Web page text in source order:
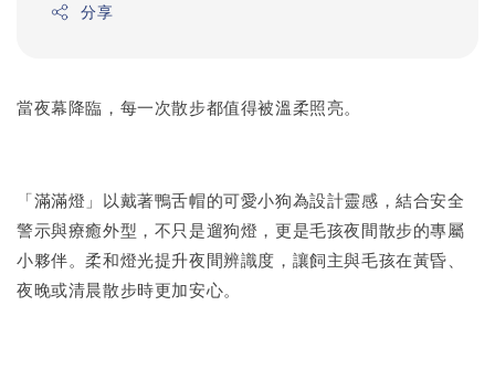
分享
當夜幕降臨，每一次散步都值得被溫柔照亮。
「滿滿燈」以戴著鴨舌帽的可愛小狗為設計靈感，結合安全
警示與療癒外型，不只是遛狗燈，更是毛孩夜間散步的專屬
小夥伴。柔和燈光提升夜間辨識度，讓飼主與毛孩在黃昏、
夜晚或清晨散步時更加安心。